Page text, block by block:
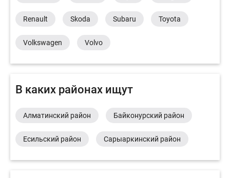
Renault Skoda Subaru Toyota
Volkswagen Volvo
В каких районах ищут
Алматинский район Байконурский район
Есильский район Сарыаркинский район